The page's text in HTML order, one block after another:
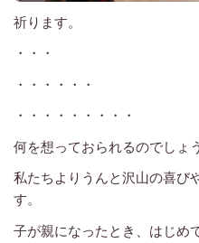
祈ります。
・・・
・・・・・・
・・・・・・・・・
何を想っておられるのでしょ
私たちよりうんと沢山の喜び
す。
子が親になったとき、はじめ